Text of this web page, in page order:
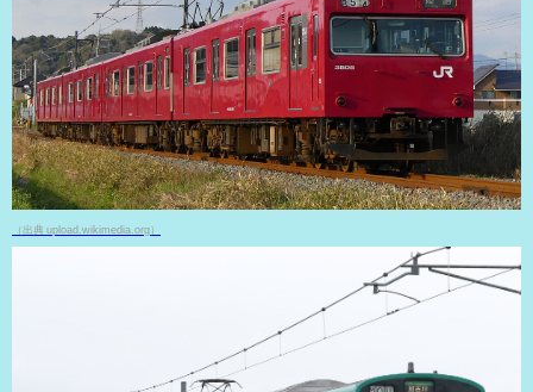
（出典 upload.wikimedia.org）